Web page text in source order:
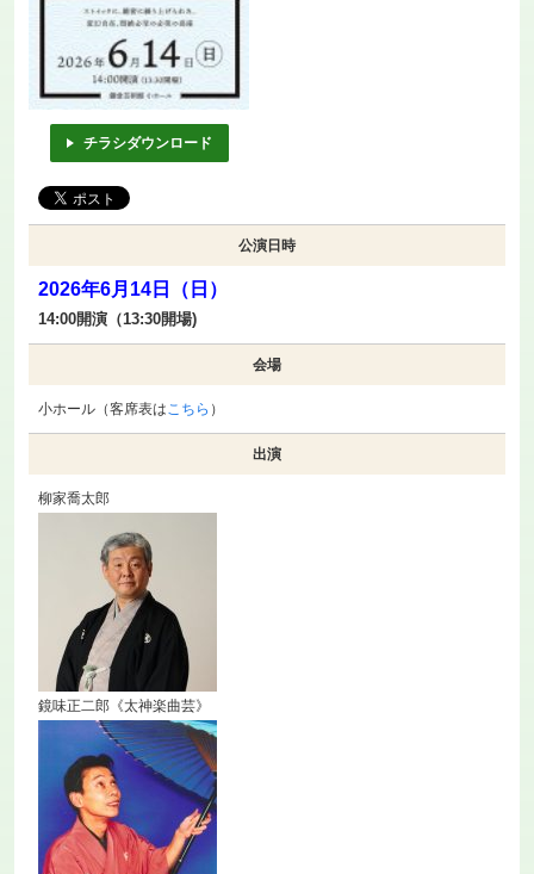
チラシダウンロード
公演日時
2026年6月14日（日）
14:00開演（13:30開場)
会場
小ホール（客席表はこちら ）
出演
柳家喬太郎
鏡味正二郎《太神楽曲芸》